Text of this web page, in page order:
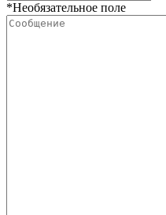
*Необязательное поле